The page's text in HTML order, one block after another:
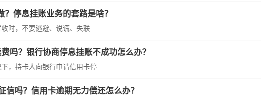
停息挂账业务的套路是啥？
时，不要逃避、说谎、失联
吗？银行协商停息挂账不成功怎么办？
，持卡人向银行申请信用卡停
吗？信用卡逾期无力偿还怎么办？